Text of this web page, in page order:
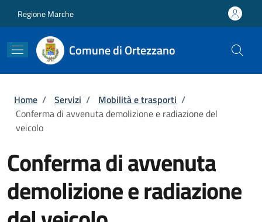
Regione Marche
Comune di Ortezzano
Briciole di pane
Home / Servizi / Mobilità e trasporti /
Conferma di avvenuta demolizione e radiazione del
veicolo
Conferma di avvenuta
demolizione e radiazione